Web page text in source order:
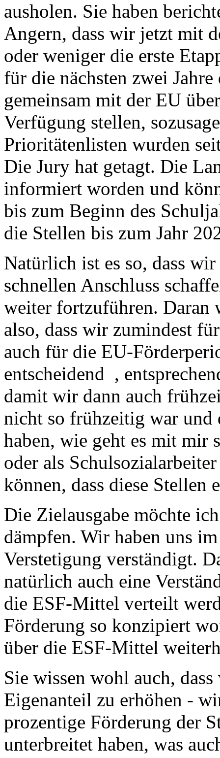
ausholen. Sie haben
Angern, dass wir jetzt mit
oder weniger die erste
für die nächsten zwei
gemeinsam mit der EU
Verfügung stellen,
Prioritätenlisten wurden
Die Jury hat getagt. Die
informiert worden und
bis zum Beginn des
die Stellen bis zum Jahr
Natürlich ist es so, dass
schnellen Anschluss
weiter fortzuführen. Daran
also, dass wir zumindest
auch für die EU-
entscheidend ,
damit wir dann auch
nicht so frühzeitig war und
haben, wie geht es mit mir
oder als
können, dass diese Stellen
Die Zielausgabe möchte
dämpfen. Wir haben uns
Verstetigung verständigt.
natürlich auch eine
die ESF-Mittel verteilt
Förderung so konzipiert
über die ESF-Mittel
Sie wissen wohl auch,
Eigenanteil zu erhöhen -
prozentige Förderung der
unterbreitet haben, was